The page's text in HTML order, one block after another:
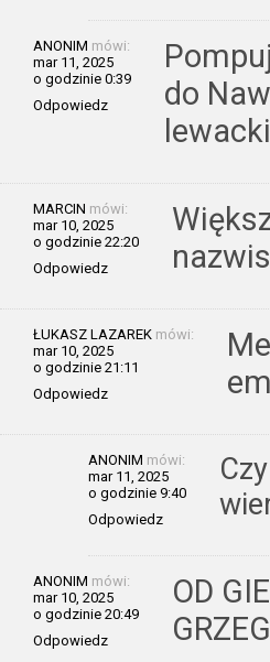
ANONIM mówi:
mar 11, 2025
o godzinie 0:39
Odpowiedz
do
MARCIN mówi:
mar 10, 2025
o godzinie 22:20
Odpowiedz
ŁUKASZ LAZAREK mówi:
mar 10, 2025
o godzinie 21:11
Odpowiedz
ANONIM mówi:
mar 11, 2025
o godzinie 9:40
Odpowiedz
ANONIM mówi:
mar 10, 2025
o godzinie 20:49
Odpowiedz
OD